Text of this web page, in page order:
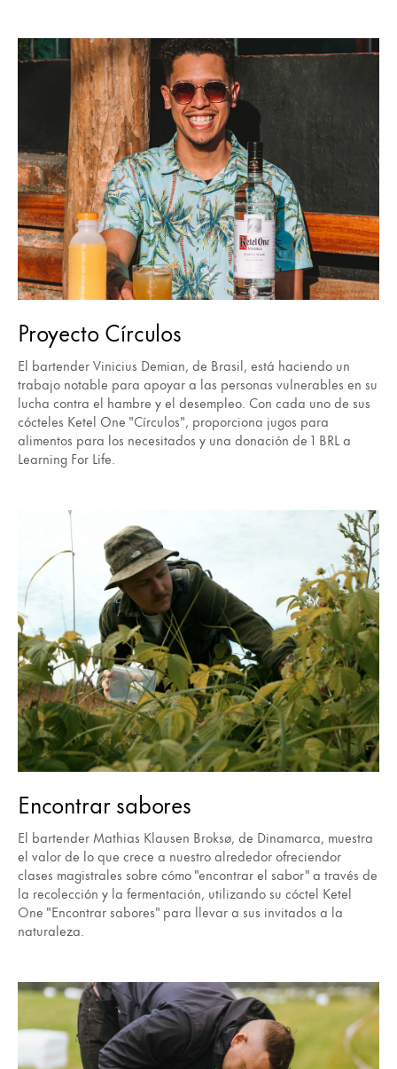
Proyecto Círculos
El bartender Vinicius Demian, de Brasil, está haciendo un
trabajo notable para apoyar a las personas vulnerables en su
lucha contra el hambre y el desempleo. Con cada uno de sus
cócteles Ketel One "Círculos", proporciona jugos para
alimentos para los necesitados y una donación de 1 BRL a
Learning For Life.
Encontrar sabores
El bartender Mathias Klausen Broksø, de Dinamarca, muestra
el valor de lo que crece a nuestro alrededor ofreciendor
clases magistrales sobre cómo "encontrar el sabor" a través de
la recolección y la fermentación, utilizando su cóctel Ketel
One "Encontrar sabores" para llevar a sus invitados a la
naturaleza.